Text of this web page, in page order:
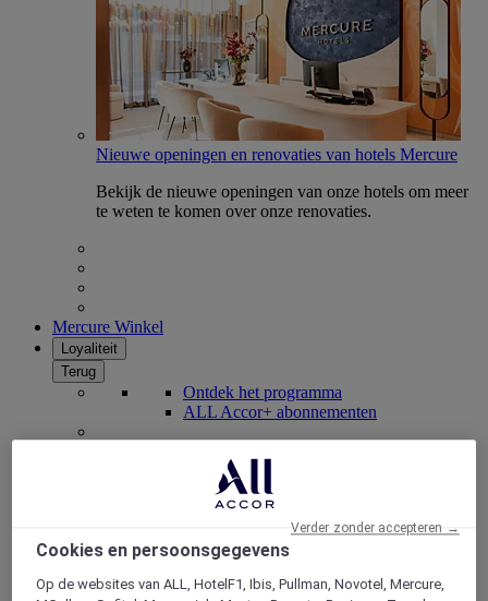
Nieuwe openingen en renovaties van hotels Mercure
Bekijk de nieuwe openingen van onze hotels om meer
te weten te komen over onze renovaties.
Mercure Winkel
Loyaliteit
Terug
Ontdek het programma
ALL Accor+ abonnementen
Cookies en persoonsgegevens
Op de websites van ALL, HotelF1, Ibis, Pullman, Novotel, Mercure,
Verder zonder accepteren →